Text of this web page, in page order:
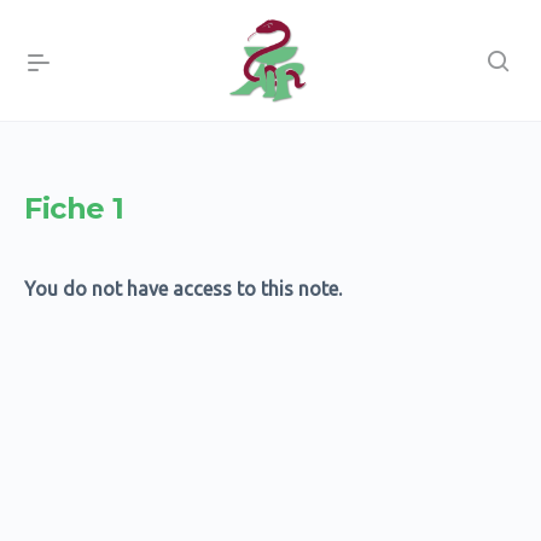
Fiche 1
You do not have access to this note.